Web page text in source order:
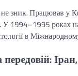
зник. Працював у
У 1994–1995 роках
в